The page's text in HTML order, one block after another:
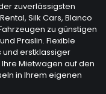
zuverlässigsten
Silk Cars, Blanco
zu günstigen
Praslin. Flexible
und erstklassiger
Mietwagen auf den
in Ihrem eigenen